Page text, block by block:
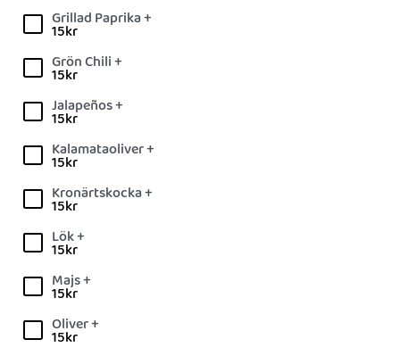
Grillad Paprika +
15kr
Grön Chili +
15kr
Jalapeños +
15kr
Kalamataoliver +
15kr
Kronärtskocka +
15kr
Lök +
15kr
Majs +
15kr
Oliver +
15kr